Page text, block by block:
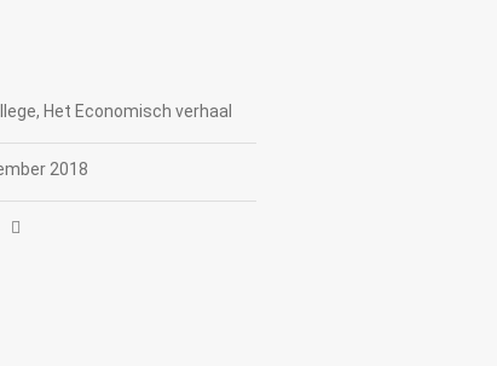
Het Economisch verhaal
2018